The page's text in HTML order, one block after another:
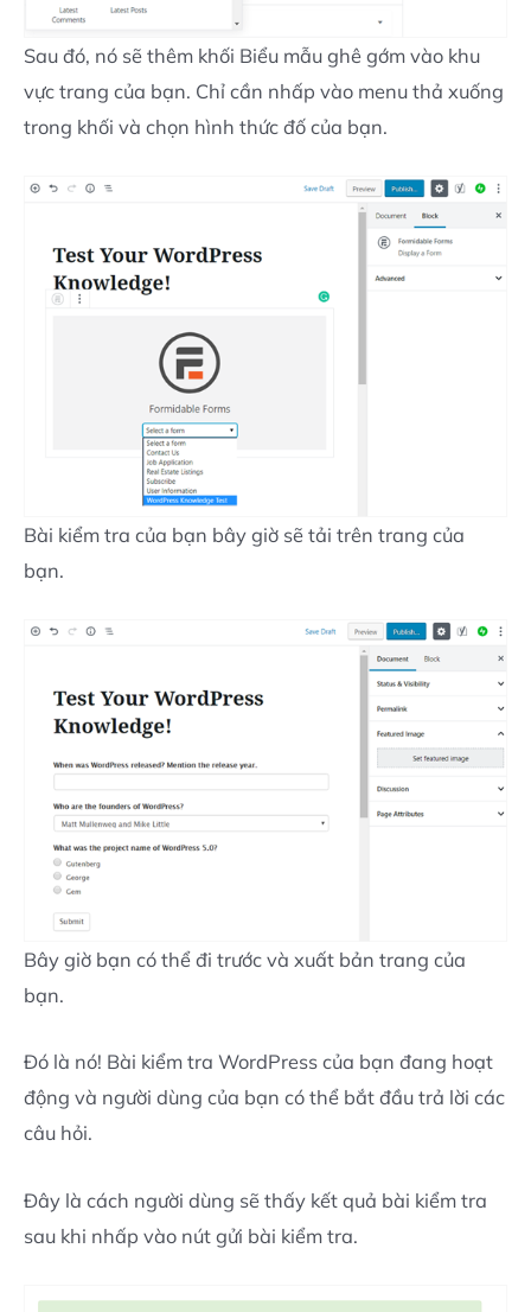
Sau đó, nó sẽ thêm khối Biểu mẫu ghê gớm vào khu
vực trang của bạn. Chỉ cần nhấp vào menu thả xuống
trong khối và chọn hình thức đố của bạn.
Bài kiểm tra của bạn bây giờ sẽ tải trên trang của
bạn.
Bây giờ bạn có thể đi trước và xuất bản trang của
bạn.
Đó là nó! Bài kiểm tra WordPress của bạn đang hoạt
động và người dùng của bạn có thể bắt đầu trả lời các
câu hỏi.
Đây là cách người dùng sẽ thấy kết quả bài kiểm tra
sau khi nhấp vào nút gửi bài kiểm tra.